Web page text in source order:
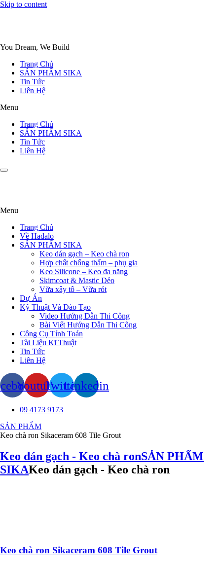
Skip to content
You Dream, We Build
Trang Chủ
SẢN PHẨM SIKA
Tin Tức
Liên Hệ
Menu
Trang Chủ
SẢN PHẨM SIKA
Tin Tức
Liên Hệ
Menu
Trang Chủ
Về Hadalo
SẢN PHẨM SIKA
Keo dán gạch – Keo chà ron
Hợp chất chống thấm – phụ gia
Keo Silicone – Keo đa năng
Skimcoat & Mastic Dẻo
Vữa xây tô – Vữa rót
Dự Án
Kỹ Thuật Và Đào Tạo
Video Hướng Dẫn Thi Công
Bài Viết Hướng Dẫn Thi Công
Công Cụ Tính Toán
Tài Liệu Kĩ Thuật
Tin Tức
Liên Hệ
YoutubeTwitterLinkedin
09 4173 9173
SẢN PHẨM
Keo chà ron Sikaceram 608 Tile Grout
Keo dán gạch - Keo chà ronSẢN PHẨM
SIKAKeo dán gạch - Keo chà ron
Keo chà ron Sikaceram 608 Tile Grout